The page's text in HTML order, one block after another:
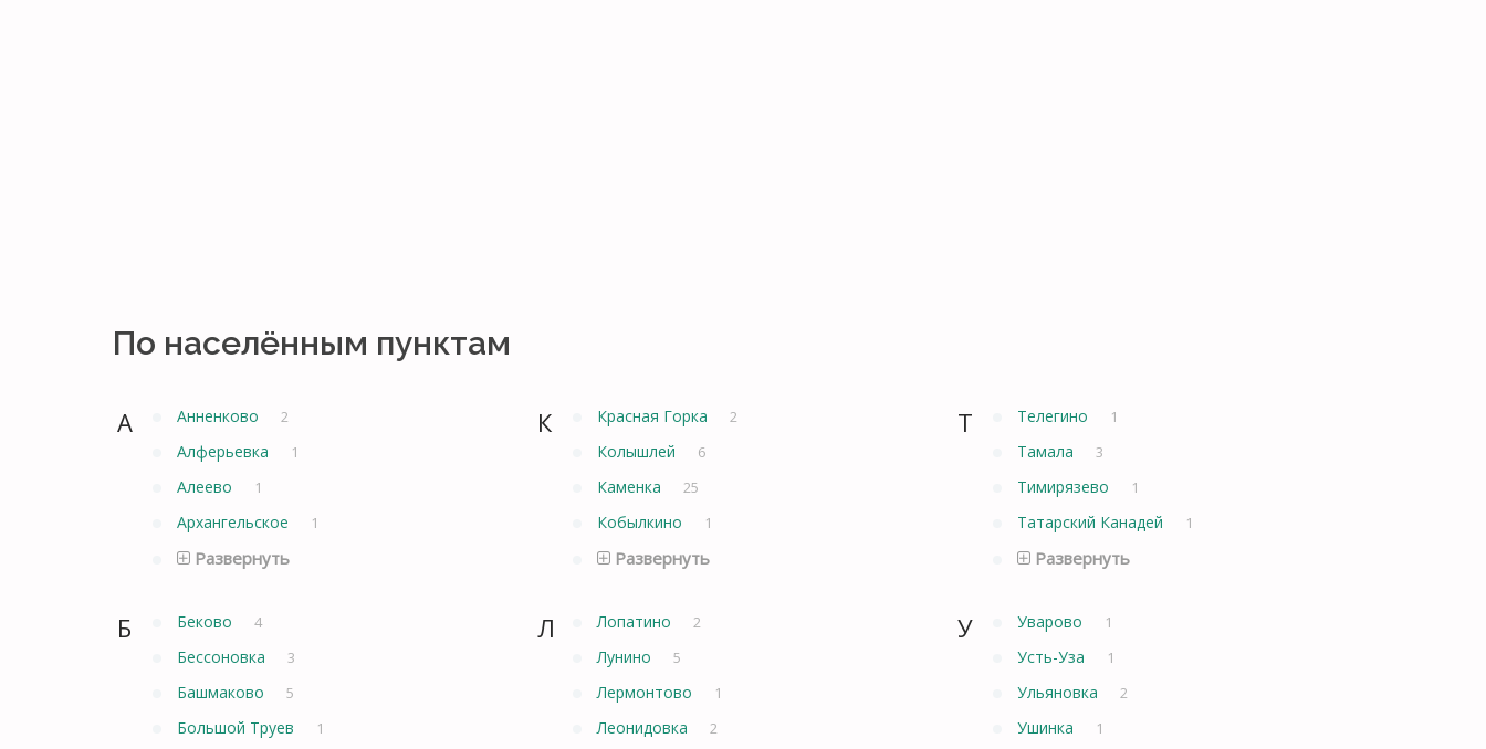
По населённым пунктам
А Анненково 2
Алферьевка 1
Алеево 1
Архангельское 1
Развернуть
Б Беково 4
Бессоновка 3
Башмаково 5
Большой Труев 1
К Красная Горка 2
Колышлей 6
Каменка 25
Кобылкино 1
Развернуть
Л Лопатино 2
Лунино 5
Лермонтово 1
Леонидовка 2
Т Телегино 1
Тамала 3
Тимирязево 1
Татарский Канадей 1
Развернуть
У Уварово 1
Усть-Уза 1
Ульяновка 2
Ушинка 1